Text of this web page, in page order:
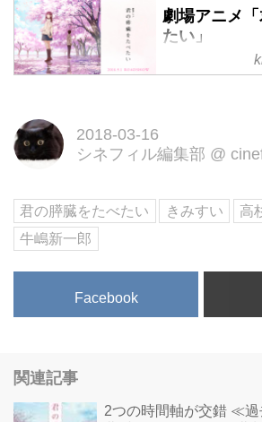
劇場アニメ
たい」
劇場アニメ「
2018-03-16
シネフィル編集部 @
君の膵臓をたべたい きみすい 高
牛嶋新一郎
Facebook
関連記事
2つの時間軸が交錯 ≪